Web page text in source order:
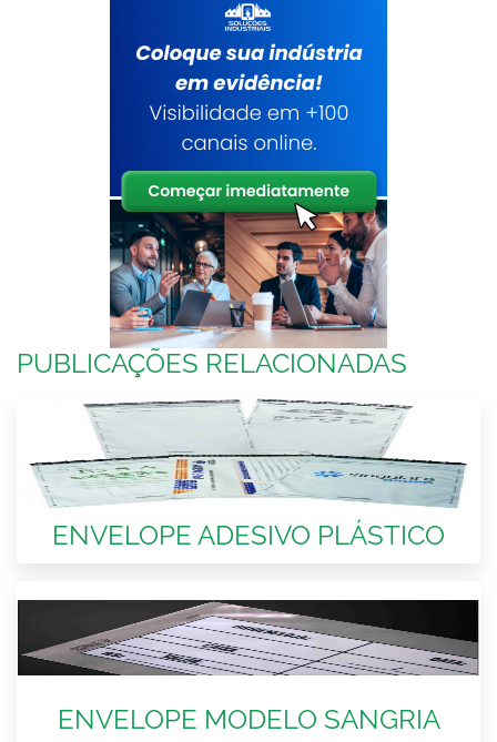
PUBLICAÇÕES RELACIONADAS
ENVELOPE ADESIVO PLÁSTICO
ENVELOPE MODELO SANGRIA